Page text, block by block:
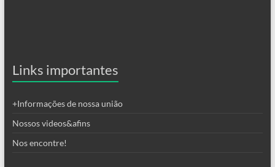
Links importantes
+Informações de nossa união
Nossos videos&afins
Nos encontre!